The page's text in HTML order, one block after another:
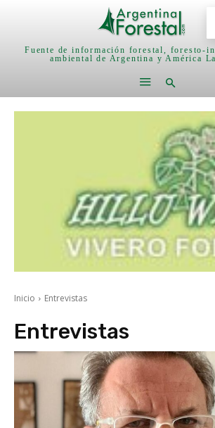
Fuente de información forestal, foresto-
ambiental de Argentina y América
Inicio Entrevistas
Entrevistas